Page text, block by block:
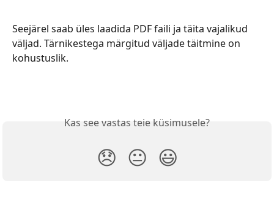
Seejärel saab üles laadida PDF faili ja täita vajalikud
väljad. Tärnikestega märgitud väljade täitmine on
kohustuslik.
Kas see vastas teie küsimusele?
😞 😐 😃